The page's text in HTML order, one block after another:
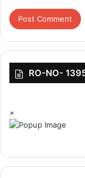
किसानों से जुड़ा केवल यह
बीज। अमेरिका के साथ
सीधी किसानों पर ही है
RO-NO-
×